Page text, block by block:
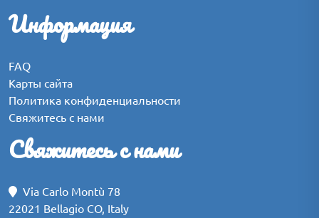
Информация
FAQ
Карты сайта
Политика конфиденциальности
Свяжитесь с нами
Свяжитесь с нами
Via Carlo Montù 78
22021 Bellagio CO, Italy